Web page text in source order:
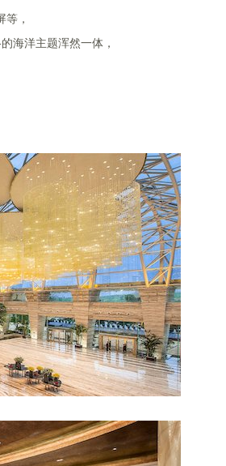
，
海洋主题浑然一体，